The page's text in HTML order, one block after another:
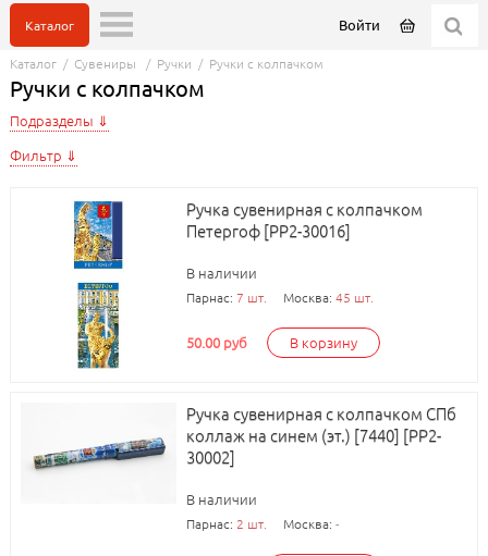
Войти
Каталог
Каталог/ Сувениры / Ручки / Ручки с колпачком
Ручки с колпачком
Подразделы
Фильтр
Ручка сувенирная с колпачком
Петергоф [РР2-30016]
В наличии
Парнас: 7 шт. Москва: 45 шт.
50.00 руб В корзину
Ручка сувенирная с колпачком СПб
коллаж на синем (эт.) [7440] [РР2-
30002]
В наличии
Парнас: 2 шт. Москва: -